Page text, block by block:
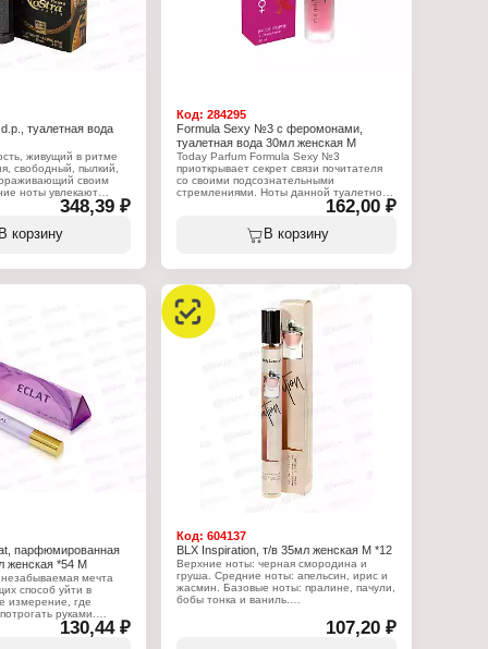
туалетная вода
живущий в ритме
свободный, пылкий,
своим
ноты увлекают
соблазнительный
и шалфея покоряет
пачули и
вода
348,39 ₽
В корзину
Код:284295
Formula Sexy №3 с феромонами,
туалетная вода 30мл женская М
Today Parfum Formula Sexy №3
приоткрывает секрет связи почитателя
со своими подсознательными
стремлениями. Ноты данной туалетной
воды объединятся в изумительную
мелодию в головах людей. Игривость,
притягательность и элегантность
преподнесет Formula Sexy №3. Аромат
Характеристики:
Бренд: Today Parfum
Серия: Formula Sexy
Тип товара: туалетная вода
Вариация: с феромонами
Назначение: женская
Характер аромата: цветочный,
Верхние ноты: чёрная смородина,
клубника, цитрусы
Нота сердца: сладкий горошек, жасмин,
162,00 ₽
В корзину
парфюмированная
женская *54 М
мечта
способ уйти в
измерение, где
руками.
этой парфюмерной
высвобождает130,44 ₽
Код:604137
BLX Inspiration, т/в 35мл женская М *12
Верхние ноты: черная смородина и
груша. Средние ноты: апельсин, ирис и
жасмин. Базовые ноты: пралине, пачули,
бобы тонка и ваниль.
107,20 ₽